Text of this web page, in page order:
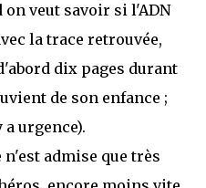
veut savoir si l'ADN
la trace retrouvée,
dix pages durant
de son enfance ;
urgence).
admise que très